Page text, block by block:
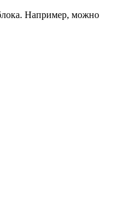
Например, можно